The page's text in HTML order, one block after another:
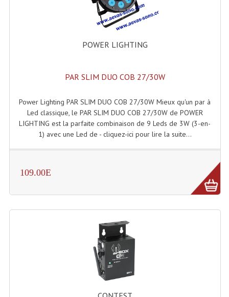
POWER LIGHTING
PAR SLIM DUO COB 27/30W
Power Lighting PAR SLIM DUO COB 27/30W Mieux qu'un par à
Led classique, le PAR SLIM DUO COB 27/30W de POWER
LIGHTING est la parfaite combinaison de 9 Leds de 3W (3-en-
1) avec une Led de - cliquez-ici pour lire la suite...
109.00E